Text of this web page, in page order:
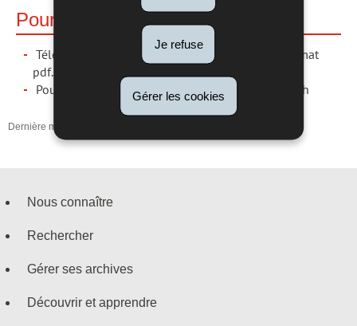
Je refuse
Gérer les cookies
Pour en savoir plus
Téléchargez intégralement les documents en format
pdf. et trouvez plus d'informations à leur sujet
Pour en savoir plus sur le travail de Tony Ginsbach
Dernière mise à jour
Menu
de
navigation
Nous connaître
Rechercher
Gérer ses archives
Découvrir et apprendre